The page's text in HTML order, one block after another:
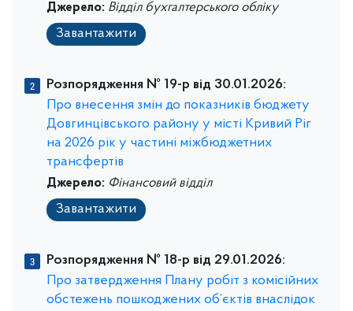
Джерело: Відділ бухгалтерського обліку
Завантажити
Розпорядження № 19-р від 30.01.2026:
Про внесення змін до показників бюджету
Довгинцівського району у місті Кривий Ріг
на 2026 рік у частині міжбюджетних
трансфертів
Джерело: Фінансовий відділ
Завантажити
Розпорядження № 18-р від 29.01.2026:
Про затвердження Плану робіт з комісійних
обстежень пошкоджених об’єктів внаслідок